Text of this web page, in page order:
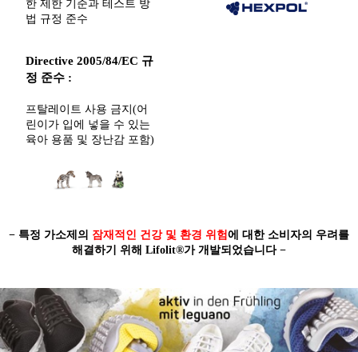
한 제한 기준과 테스트 방
법 규정 준수
Directive 2005/84/EC 규
정 준수 :
프탈레이트 사용 금지(어
린이가 입에 넣을 수 있는
육아 용품 및 장난감 포함)
− 특정 가소제의 잠재적인 건강 및 환경 위험에 대한 소비자의 우려를
해결하기 위해 Lifolit®가 개발되었습니다 −